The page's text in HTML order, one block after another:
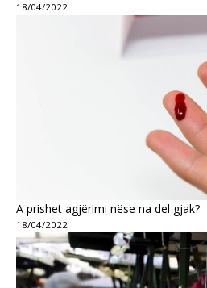
18/04/2022
A prishet agjërimi nëse na del gjak?
18/04/2022